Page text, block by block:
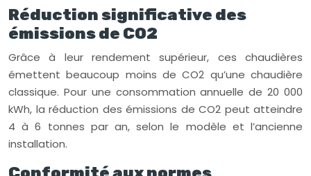
Réduction significative des
émissions de CO2
Grâce à leur rendement supérieur, ces chaudières
émettent beaucoup moins de CO2 qu’une chaudière
classique. Pour une consommation annuelle de 20 000
kWh, la réduction des émissions de CO2 peut atteindre
4 à 6 tonnes par an, selon le modèle et l’ancienne
installation.